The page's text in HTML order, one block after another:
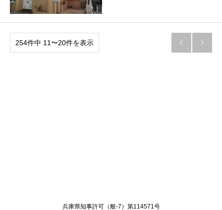
254件中 11〜20件を表示  
兵庫県知事許可（般-7）第114571号